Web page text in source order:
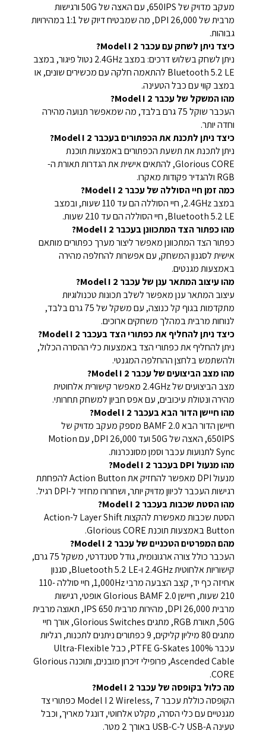
מעקב מדויק של 650IPS, עם האצה של 50G ורגישות
מרבית של 26,000 DPI, מה שמבטיח דיוק של 1:1 במהירויות
גבוהות.
כיצד ניתן לשחק עם עכבר Model I 2?
ניתן לשחק בשלוש דרכים: במצב 2.4GHz נטול פיגור, במצב
Bluetooth 5.2 LE להתאמה חלקה עם מכשירים שונים, או
במצב קווי עם כבל הטעינה.
מהו המשקל של עכבר Model I 2?
העכבר שוקל 75 גרם בלבד, מה שמאפשר תנועה מהירה
וחדה יותר.
כיצד ניתן לתכנת את הכפתורים בעכבר Model I 2?
ניתן לתכנת את תשעת הכפתורים באמצעות תוכנת
Glorious CORE, להתאים אישית את הגדרות תאורת ה-
RGB ולהגדיר פקודות מאקרו.
כמה זמן חיי הסוללה של עכבר Model I 2?
במצב 2.4GHz, חיי הסוללה הם עד 110 שעות, ובמצב
Bluetooth 5.2 LE, חיי הסוללה הם עד 210 שעות.
מהו כפתור הצד המתכוונן בעכבר Model I 2?
כפתור הצד המתכוונן מאפשר ליצור מערך כפתורים מותאם
אישית לסגנון המשחק, עם אפשרות להחלפה מהירה
באמצעות מגנטים.
מהו עיצוב המתאר ענן של עכבר Model I 2?
עיצוב המתאר ענן מאפשר לשלב תכונות טכנולוגיות
מתקדמות בגוף קל כנוצה, עם משקל של 75 גרם בלבד,
לנוחות מרבית במהלך משחקים ארוכים.
כיצד ניתן להחליף את כפתורי הצד בעכבר Model I 2?
ניתן להחליף את כפתורי הצד באמצעות כלי ההסרה הכלול,
ולהשתמש בלחצן ההחלפה המגנטי.
מהו מצב הביצועים של עכבר Model I 2?
מצב הביצועים של 2.4GHz מאפשר קישורית אלחוטית
מהירה ונטולת עיכובים, עם אפס חביון למשחק תחרותי.
מהו חיישן הדור הבא בעכבר Model I 2?
חיישן הדור הבא BAMF 2.0 מספק מעקב מדויק של
650IPS, האצה של 50G ועד 26,000 DPI, עם Motion
Sync לתנועות עכבר וסמן מסונכרנות.
מהו מנעול DPI בעכבר Model I 2?
מנעול DPI מאפשר להחזיק את Action Button להפחתת
רגישות העכבר לכיוון מדויק יותר, ושחרורו מחזיר ל-DPI רגיל.
מהו הסטת שכבות בעכבר Model I 2?
הסטת שכבות מאפשרת להקצות Layer Shift ל-Action
Button באמצעות תוכנת Glorious CORE.
מהם המפרטים הטכניים של עכבר Model I 2?
העכבר כולל צורה ארגונומית, גודל סטנדרטי, משקל 75 גרם,
קישוריות אלחוטית 2.4GHz ו-Bluetooth 5.2 LE, סגנון
אחיזה כף יד, קצב הצבעה מרבי 1,000Hz, חיי סוללה 110-
210 שעות, חיישן Glorious BAMF 2.0 אופטי, רגישות
מרבית 26,000 DPI, מהירות מרבית 650 IPS, תאוצה מרבית
50G, תאורת RGB, מתגים Glorious Switches, אורך חיי
מתגים 80 מיליון קליקים, 9 כפתורים ניתנים לתכנות, רגליות
עכבר 100% PTFE G-Skates, כבל Ultra-Flexible
Ascended Cable, פרופילי זיכרון מובנים, ותוכנה Glorious
CORE.
מה כלול בקופסה של עכבר Model I 2?
הקופסה כוללת עכבר Model I 2 Wireless, 7 כפתורי צד
מגנטיים עם כלי הסרה, מקלט אלחוטי, דונגל מאריך, וכבל
טעינה USB-A ל-USB-C באורך 2 מטר.